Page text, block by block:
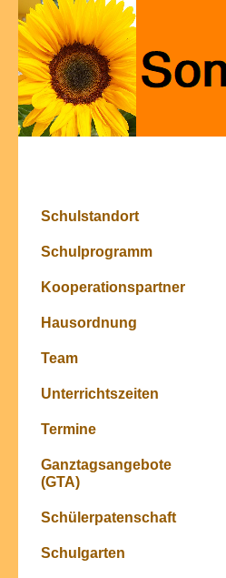
Schulstandort
Schulprogramm
Kooperationspartner
Hausordnung
Team
Unterrichtszeiten
Termine
Ganztagsangebote
(GTA)
Schülerpatenschaft
Schulgarten